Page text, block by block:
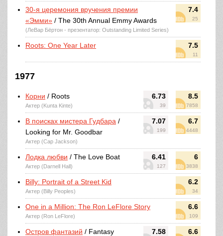
7.4
25
30-я церемония вручения премии
«Эмми» / The 30th Annual Emmy Awards
(ЛеВар Бёртон - презентатор: Outstanding Limited Series)
7.5
11
Roots: One Year Later
1977
6.73
39
8.5
7858
Корни / Roots
Актер (Kunta Kinte)
7.07
199
6.7
4448
В поисках мистера Гудбара /
Looking for Mr. Goodbar
Актер (Cap Jackson)
6.41
127
6
3838
Лодка любви / The Love Boat
Актер (Darnell Hall)
6.2
34
Billy: Portrait of a Street Kid
Актер (Billy Peoples)
6.6
109
One in a Million: The Ron LeFlore Story
Актер (Ron LeFlore)
7.58 6.6
Остров фантазий / Fantasy